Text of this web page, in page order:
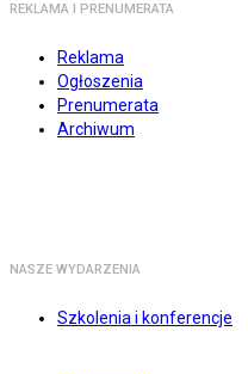
REKLAMA I PRENUMERATA
Reklama
Ogłoszenia
Prenumerata
Archiwum
NASZE WYDARZENIA
Szkolenia i konferencje